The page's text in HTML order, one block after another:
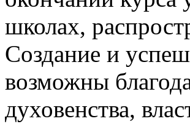
школах,
Создание и
возможны
духовенства,